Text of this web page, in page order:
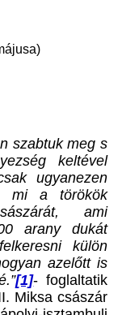
szabtuk meg s
keltével
ugyanezen
mi a törökök
ami
arany dukát
külön
azelőtt is
[1]- foglaltatik
Miksa császár